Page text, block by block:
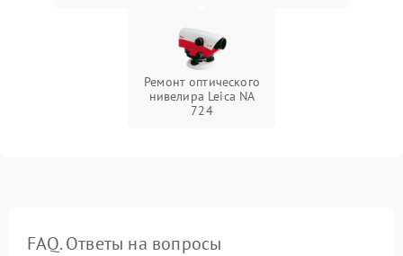
Ремонт оптического
нивелира Leica NA
724
FAQ. Ответы на вопросы